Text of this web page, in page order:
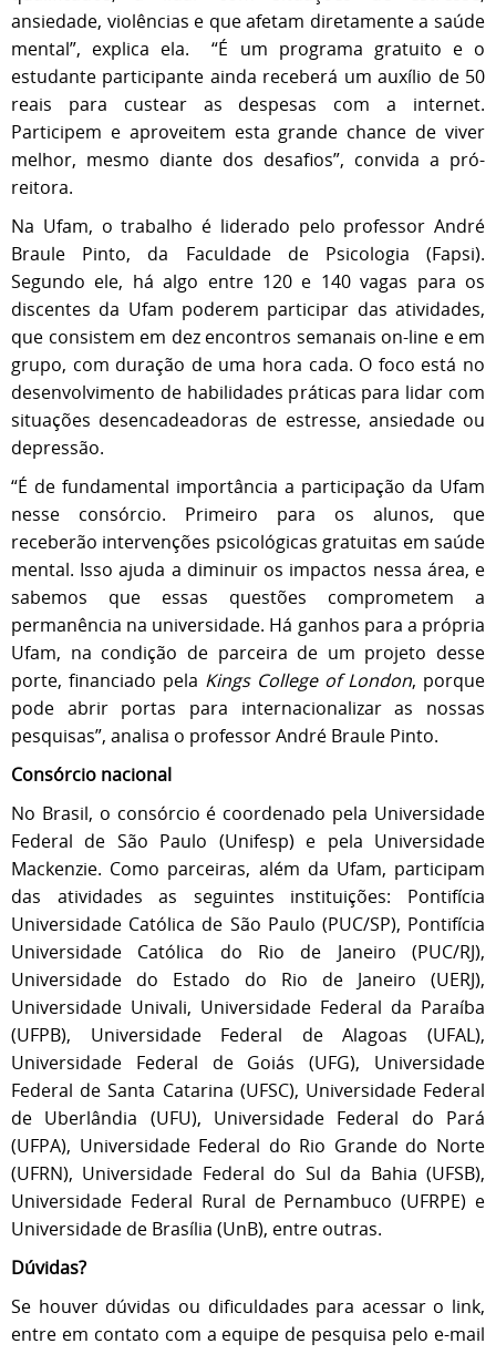
ansiedade, violências e que afetam diretamente a saúde
mental”, explica ela. “É um programa gratuito e o
estudante participante ainda receberá um auxílio de 50
reais para custear as despesas com a internet.
Participem e aproveitem esta grande chance de viver
melhor, mesmo diante dos desafios”, convida a pró-
reitora.
Na Ufam, o trabalho é liderado pelo professor André
Braule Pinto, da Faculdade de Psicologia (Fapsi).
Segundo ele, há algo entre 120 e 140 vagas para os
discentes da Ufam poderem participar das atividades,
que consistem em dez encontros semanais on-line e em
grupo, com duração de uma hora cada. O foco está no
desenvolvimento de habilidades práticas para lidar com
situações desencadeadoras de estresse, ansiedade ou
depressão.
“É de fundamental importância a participação da Ufam
nesse consórcio. Primeiro para os alunos, que
receberão intervenções psicológicas gratuitas em saúde
mental. Isso ajuda a diminuir os impactos nessa área, e
sabemos que essas questões comprometem a
permanência na universidade. Há ganhos para a própria
Ufam, na condição de parceira de um projeto desse
porte, financiado pela Kings College of London, porque
pode abrir portas para internacionalizar as nossas
pesquisas”, analisa o professor André Braule Pinto.
Consórcio nacional
No Brasil, o consórcio é coordenado pela Universidade
Federal de São Paulo (Unifesp) e pela Universidade
Mackenzie. Como parceiras, além da Ufam, participam
das atividades as seguintes instituições: Pontifícia
Universidade Católica de São Paulo (PUC/SP), Pontifícia
Universidade Católica do Rio de Janeiro (PUC/RJ),
Universidade do Estado do Rio de Janeiro (UERJ),
Universidade Univali, Universidade Federal da Paraíba
(UFPB), Universidade Federal de Alagoas (UFAL),
Universidade Federal de Goiás (UFG), Universidade
Federal de Santa Catarina (UFSC), Universidade Federal
de Uberlândia (UFU), Universidade Federal do Pará
(UFPA), Universidade Federal do Rio Grande do Norte
(UFRN), Universidade Federal do Sul da Bahia (UFSB),
Universidade Federal Rural de Pernambuco (UFRPE) e
Universidade de Brasília (UnB), entre outras.
Dúvidas?
Se houver dúvidas ou dificuldades para acessar o link,
entre em contato com a equipe de pesquisa pelo e-mail